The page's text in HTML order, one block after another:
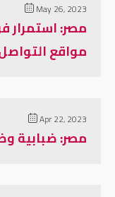
May 26, 2023
مصر: استمرار
مواقع
Apr 22, 2023
مصر: ضبابية